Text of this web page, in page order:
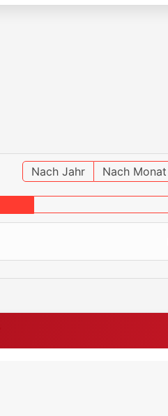
Nach Jahr Nach Monat